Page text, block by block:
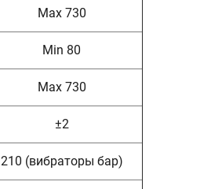
Max 730
Min 80
Max 730
±2
210 (вибраторы бар)